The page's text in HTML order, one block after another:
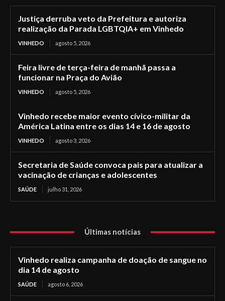
Justiça derruba veto da Prefeitura e autoriza
realização da Parada LGBTQIA+ em Vinhedo
VINHEDO agosto 5, 2026
Feira livre de terça-feira de manhã passa a
funcionar na Praça do Avião
VINHEDO agosto 5, 2026
Vinhedo recebe maior evento cívico-militar da
América Latina entre os dias 14 e 16 de agosto
VINHEDO agosto 3, 2026
Secretaria de Saúde convoca pais para atualizar a
vacinação de crianças e adolescentes
SAÚDE julho 31, 2026
Últimas notícias
Vinhedo realiza campanha de doação de sangue no
dia 14 de agosto
SAÚDE agosto 6, 2026